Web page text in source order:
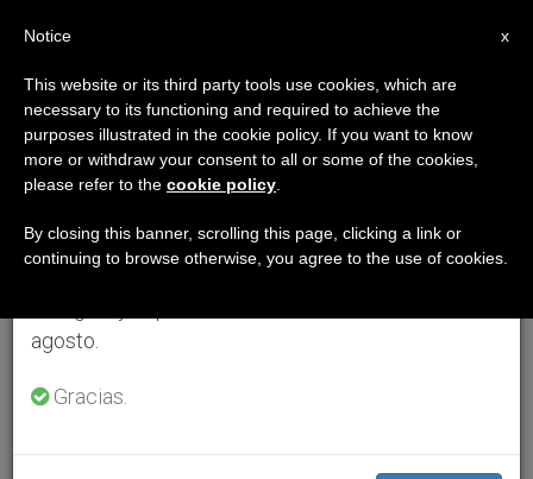
×
Aviso importante
Del 27 de julio al 7 de agosto haremos la pausa
anual, aprovechando que en el periodo de verano
se generan menos informaciones y también el
agosto.
Gracias.
x
Notice
This website or its third party tools use cookies, which are
necessary to its functioning and required to achieve the
purposes illustrated in the cookie policy. If you want to know
more or withdraw your consent to all or some of the cookies,
please refer to the cookie policy
By closing this banner, scrolling this page, clicking a link or
continuing to browse otherwise, you agree to the use of cookies.